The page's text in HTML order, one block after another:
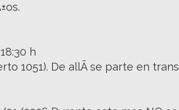
h
1051). De allÃ­ se parte en